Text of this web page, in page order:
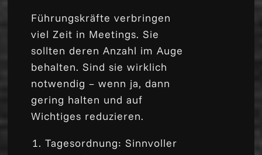
Führungskräfte verbringen
viel Zeit in Meetings. Sie
sollten deren Anzahl im Auge
behalten. Sind sie wirklich
notwendig – wenn ja, dann
gering halten und auf
Wichtiges reduzieren.
Tagesordnung: Sinnvoller